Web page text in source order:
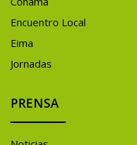
Encuentro Local
Eima
Jornadas
PRENSA